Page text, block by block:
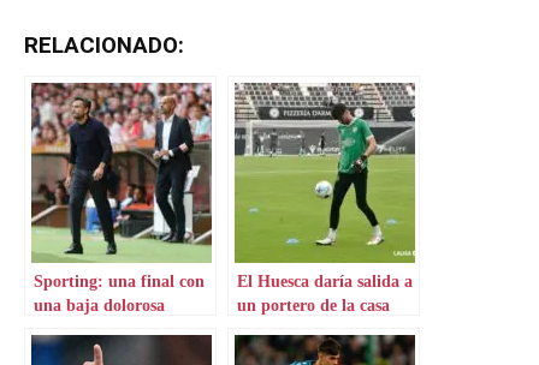
RELACIONADO:
Sporting: una final con
una baja dolorosa
El Huesca daría salida a
un portero de la casa